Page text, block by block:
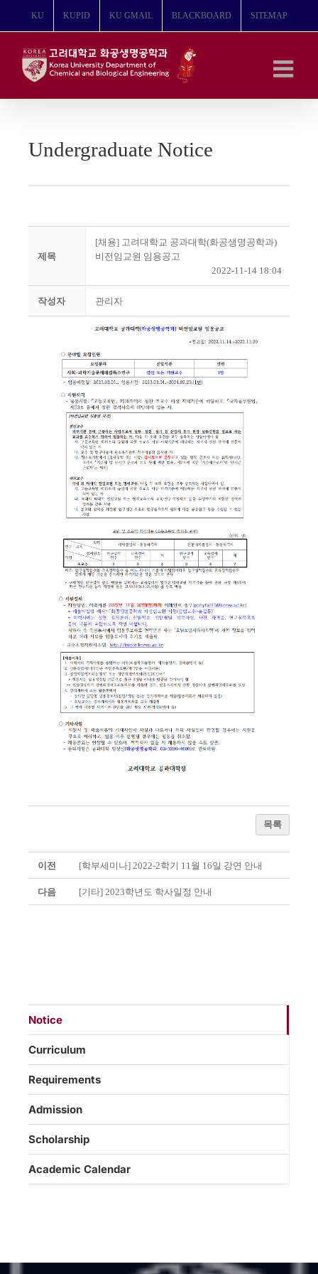
뛰
KU KUPID KU GMAIL BLACKBOARD SITEMAP
Undergraduate Notice
제목
[채용] 고려대학교 공과대학(화공생명공학과)
비전임교원 임용공고
2022-11-14 18:04
작성자 관리자
목록
이전 [학부세미나] 2022-2학기 11월 16일 강연 안내
다음 [기타] 2023학년도 학사일정 안내
Notice
Curriculum
Requirements
Admission
Scholarship
Academic Calendar